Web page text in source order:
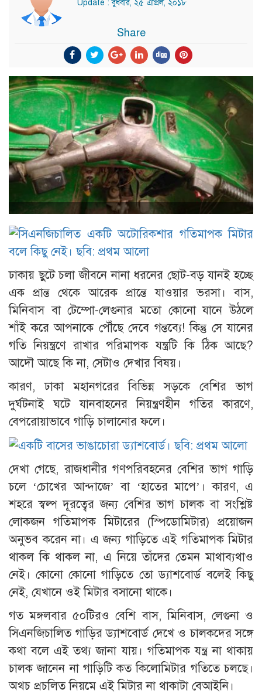
Update : বুধবার, ২৫ এপ্রিল, ২০১৮
Share
ঢাকায় ছুটে চলা জীবনে নানা ধরনের ছোট-বড় যানই হচ্ছে
এক প্রান্ত থেকে আরেক প্রান্তে যাওয়ার ভরসা। বাস,
মিনিবাস বা টেম্পো-লেগুনার মতো কোনো যানে উঠলে
শাঁই করে আপনাকে পৌঁছে দেবে গন্তব্যে! কিন্তু সে যানের
গতি নিয়ন্ত্রণে রাখার পরিমাপক যন্ত্রটি কি ঠিক আছে?
আদৌ আছে কি না, সেটাও দেখার বিষয়।
কারণ, ঢাকা মহানগরের বিভিন্ন সড়কে বেশির ভাগ
দুর্ঘটনাই ঘটে যানবাহনের নিয়ন্ত্রণহীন গতির কারণে,
বেপরোয়াভাবে গাড়ি চালানোর ফলে।
দেখা গেছে, রাজধানীর গণপরিবহনের বেশির ভাগ গাড়ি
চলে ‘চোখের আন্দাজে’ বা ‘হাতের মাপে’। কারণ, এ
শহরে স্বল্প দূরত্বের জন্য বেশির ভাগ চালক বা সংশ্লিষ্ট
লোকজন গতিমাপক মিটারের (স্পিডোমিটার) প্রয়োজন
অনুভব করেন না। এ জন্য গাড়িতে এই গতিমাপক মিটার
থাকল কি থাকল না, এ নিয়ে তাঁদের তেমন মাথাব্যথাও
নেই। কোনো কোনো গাড়িতে তো ড্যাশবোর্ড বলেই কিছু
নেই, যেখানে ওই মিটার বসানো থাকে।
গত মঙ্গলবার ৫০টিরও বেশি বাস, মিনিবাস, লেগুনা ও
সিএনজিচালিত গাড়ির ড্যাশবোর্ড দেখে ও চালকদের সঙ্গে
কথা বলে এই তথ্য জানা যায়। গতিমাপক যন্ত্র না থাকায়
চালক জানেন না গাড়িটি কত কিলোমিটার গতিতে চলছে।
অথচ প্রচলিত নিয়মে এই মিটার না থাকাটা বেআইনি।